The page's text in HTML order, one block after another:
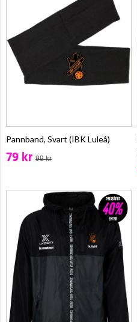
Pannband, Svart (IBK Luleå)
79 kr 99 kr